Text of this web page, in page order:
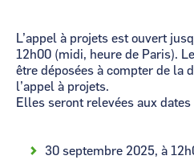
L’appel à projets est ouvert
12h00 (midi, heure de Paris).
être déposées à compter de la
l’appel à projets.
Elles seront relevées aux dates
30 septembre 2025, à